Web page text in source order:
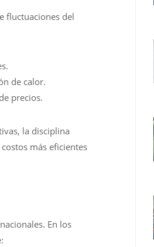
fluctuaciones del
de calor.
precios.
la disciplina
más eficientes
En los